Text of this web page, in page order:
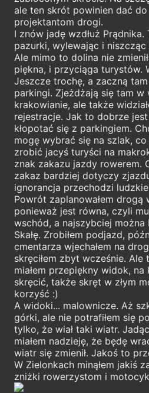
ale ten skrót powinien dać do
projektantom drogi.
I znów jadę wzdłuż Prądnika.
pazurki, wylewając i
Ale mimo to dolina nie
piękna, i przyciąga turystów.
Jeszcze trochę, a zaczną
parkingi. Zjeżdżają się tam w
krakowianie, ale także
rejestracje. Jak to dobrze
kłopotać się z parkingiem.
mogę wybrać się na szlak, co
zrobić jacyś turyści na
znak zakazu jazdy rowerem.
zakaz bardziej dotyczy
ignorancja przechodzi
Powrót zaplanowałem drogą
ponieważ jest równa, czyli
wschód, a najszybciej
Skałę. Zrobiłem podjazd,
cmentarza wjechałem na
skręciłem zbyt wcześnie.
miałem przepiękny widok, na
skręcić, także skręt w złym
korzyść :)
A widoki... malownicze. Aż
górki, ale nie potrafiłem się
tylko, że wiał taki wiatr.
miałem nadzieję, że będę
wiatr się zmienił. Jakoś to
W Zielonkach minąłem jakiś
zniżki rowerzystom i